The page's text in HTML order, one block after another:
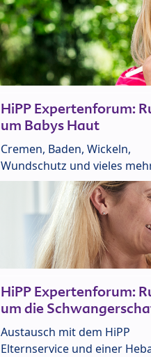
HiPP Expertenforum:
um Babys Haut
Cremen, Baden, Wickeln,
Wundschutz und vieles
HiPP Expertenforum:
um die
Austausch mit dem HiPP
Elternservice und einer